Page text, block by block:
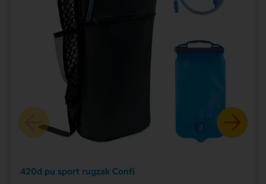
420d pu sport rugzak Confi